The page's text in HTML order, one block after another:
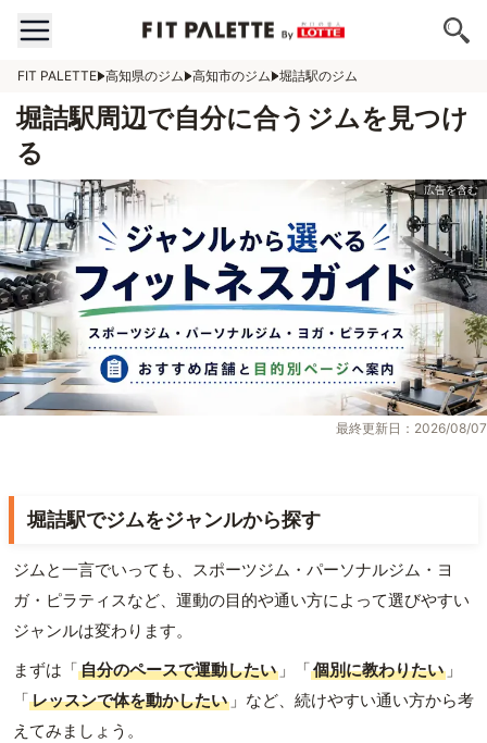
FIT PALETTE 高知県のジム 高知市のジム 堀詰駅のジム
堀詰駅周辺で自分に合うジムを見つけ
る
最終更新日：2026/08/07
堀詰駅でジムをジャンルから探す
ジムと一言でいっても、スポーツジム・パーソナルジム・ヨ
ガ・ピラティスなど、運動の目的や通い方によって選びやすい
ジャンルは変わります。
まずは「自分のペースで運動したい 」「個別に教わりたい 」
「レッスンで体を動かしたい 」など、続けやすい通い方から考
えてみましょう。